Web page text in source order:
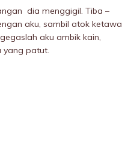
dia menggigil. Tiba –
aku, sambil atok ketawa
aku ambik kain,
yang patut.